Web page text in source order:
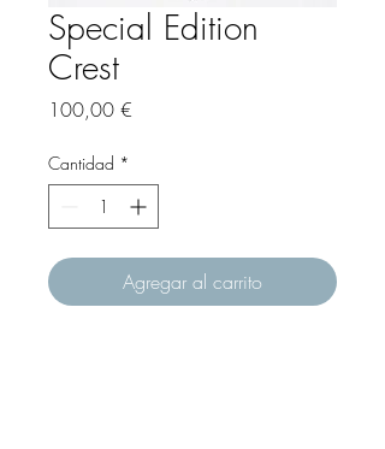
Special Edition
Crest
100,00 €
Cantidad *
Agregar al carrito